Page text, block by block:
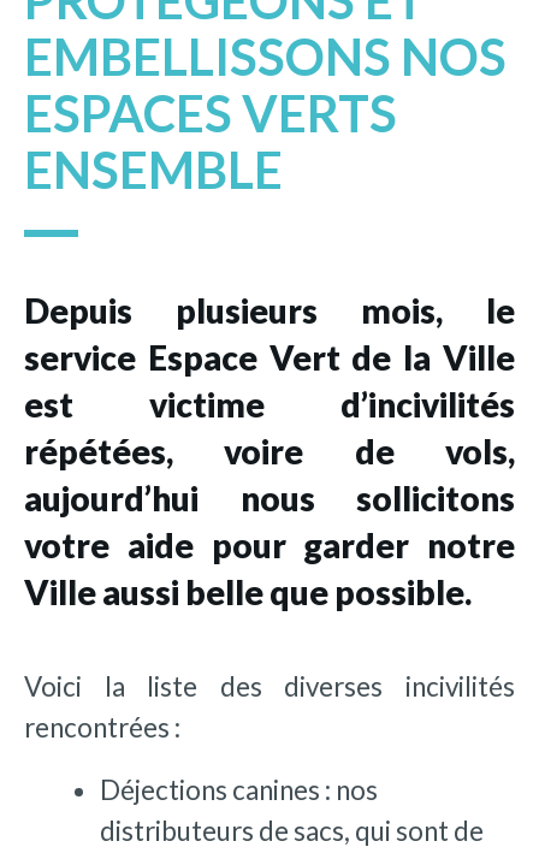
EMBELLISSONS NOS
ESPACES VERTS
ENSEMBLE
Depuis plusieurs mois, le
service Espace Vert de la Ville
est victime d’incivilités
répétées, voire de vols,
aujourd’hui nous sollicitons
votre aide pour garder notre
Ville aussi belle que possible.
Voici la liste des diverses incivilités
rencontrées :
Déjections canines : nos
distributeurs de sacs, qui sont de